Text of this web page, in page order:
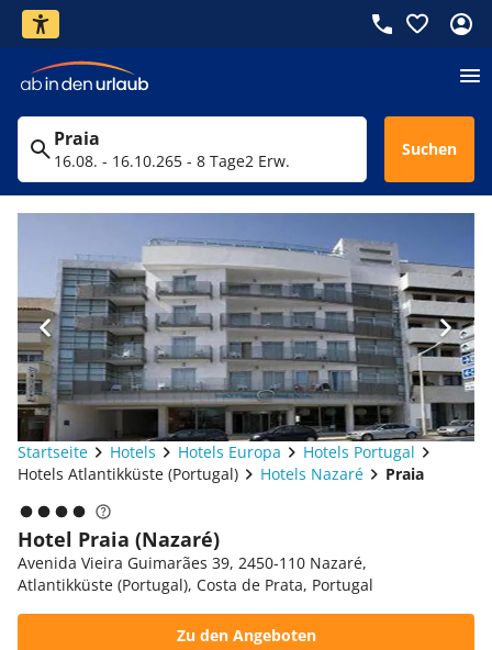
Praia
16.08. - 16.10.265 - 8 Tage2 Erw.
Suchen
Startseite Hotels Hotels Europa
Hotels Portugal
Hotels Atlantikküste (Portugal)
Hotels Nazaré Praia
Hotel Praia (Nazaré)
Avenida Vieira Guimarães 39, 2450-110 Nazaré,
Atlantikküste (Portugal), Costa de Prata, Portugal
Zu den Angeboten